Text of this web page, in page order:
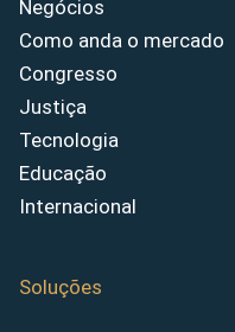
Negócios
Como anda o mercado
Congresso
Justiça
Tecnologia
Educação
Internacional
Soluções